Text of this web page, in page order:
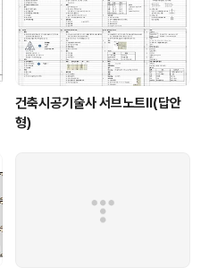
건축시공기술사 서브노트Ⅱ(답안
형)